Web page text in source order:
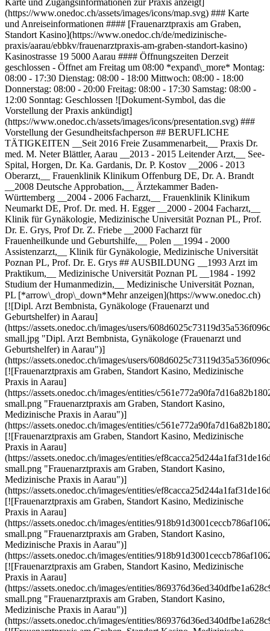
Karte und Zugangsinformationen zur Praxis anzeigt]
(https://www.onedoc.ch/assets/images/icons/map.svg) ### Karte
und Anreiseinformationen #### [Frauenarztpraxis am Graben,
Standort Kasino](https://www.onedoc.ch/de/medizinische-
praxis/aarau/ebbkv/frauenarztpraxis-am-graben-standort-kasino)
Kasinostrasse 19 5000 Aarau #### Öffnungszeiten Derzeit
geschlossen - Öffnet am Freitag um 08:00 *expand\_more* Montag:
08:00 - 17:30 Dienstag: 08:00 - 18:00 Mittwoch: 08:00 - 18:00
Donnerstag: 08:00 - 20:00 Freitag: 08:00 - 17:30 Samstag: 08:00 -
12:00 Sonntag: Geschlossen ![Dokument-Symbol, das die
Vorstellung der Praxis ankündigt]
(https://www.onedoc.ch/assets/images/icons/presentation.svg) ###
Vorstellung der Gesundheitsfachperson ## BERUFLICHE
TÄTIGKEITEN __Seit 2016 Freie Zusammenarbeit,__ Praxis Dr.
med. M. Neter Blättler, Aarau __2013 - 2015 Leitender Arzt,__ See-
Spital, Horgen, Dr. Ka. Gardanis, Dr. P. Kostov __2006 - 2013
Oberarzt,__ Frauenklinik Klinikum Offenburg DE, Dr. A. Brandt
__2008 Deutsche Approbation,__ Ärztekammer Baden-
Württemberg __2004 - 2006 Facharzt,__ Frauenklinik Klinikum
Neumarkt DE, Prof. Dr. med. H. Egger __2000 - 2004 Facharzt,__
Klinik für Gynäkologie, Medizinische Universität Poznan PL, Prof.
Dr. E. Grys, Prof Dr. Z. Friebe __2000 Facharzt für
Frauenheilkunde und Geburtshilfe,__ Polen __1994 - 2000
Assistenzarzt,__ Klinik für Gynäkologie, Medizinische Universität
Poznan PL, Prof. Dr. E. Grys ## AUSBILDUNG __1993 Arzt im
Praktikum,__ Medizinische Universität Poznan PL __1984 - 1992
Studium der Humanmedizin,__ Medizinische Universität Poznan,
PL [*arrow\_drop\_down*Mehr anzeigen](https://www.onedoc.ch)
[![Dipl. Arzt Bembnista, Gynäkologe (Frauenarzt und
Geburtshelfer) in Aarau]
(https://assets.onedoc.ch/images/users/
small.jpg "Dipl. Arzt Bembnista, Gynäkologe (Frauenarzt und
Geburtshelfer) in Aarau")]
(https://assets.onedoc.ch/images/users/
[![Frauenarztpraxis am Graben, Standort Kasino, Medizinische
Praxis in Aarau]
(https://assets.onedoc.ch/images/entities/
small.png "Frauenarztpraxis am Graben, Standort Kasino,
Medizinische Praxis in Aarau")]
(https://assets.onedoc.ch/images/entities/
[![Frauenarztpraxis am Graben, Standort Kasino, Medizinische
Praxis in Aarau]
(https://assets.onedoc.ch/images/entities/
small.png "Frauenarztpraxis am Graben, Standort Kasino,
Medizinische Praxis in Aarau")]
(https://assets.onedoc.ch/images/entities/
[![Frauenarztpraxis am Graben, Standort Kasino, Medizinische
Praxis in Aarau]
(https://assets.onedoc.ch/images/entities/
small.png "Frauenarztpraxis am Graben, Standort Kasino,
Medizinische Praxis in Aarau")]
(https://assets.onedoc.ch/images/entities/
[![Frauenarztpraxis am Graben, Standort Kasino, Medizinische
Praxis in Aarau]
(https://assets.onedoc.ch/images/entities/
small.png "Frauenarztpraxis am Graben, Standort Kasino,
Medizinische Praxis in Aarau")]
(https://assets.onedoc.ch/images/entities/